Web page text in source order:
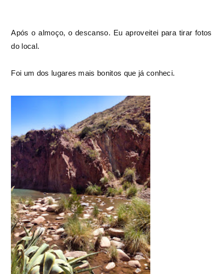
Após o almoço, o descanso. Eu aproveitei para tirar fotos
do local.
Foi um dos lugares mais bonitos que já conheci.